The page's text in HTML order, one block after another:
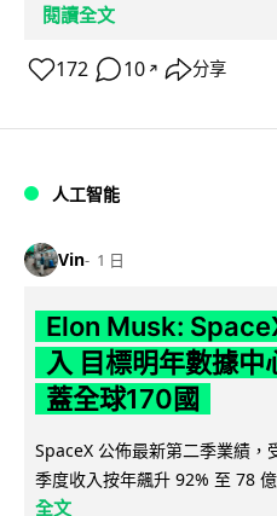
閱讀全文
172 10 ↗ 分享
人工智能
Vin 1 日
Elon Musk:
入 目標明年數據
蓋全球170國
SpaceX 公佈最新第二季業績
季度收入按年飆升 92% 至 78
全文